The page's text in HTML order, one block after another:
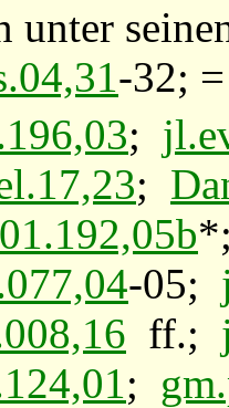
unter
-32;
;
;
-05;
ff.;
;